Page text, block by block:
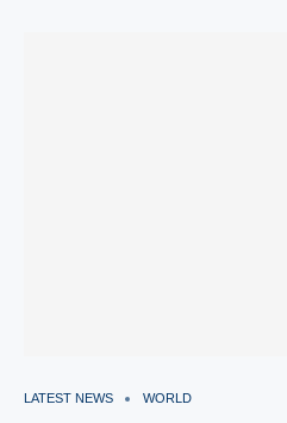
LATEST NEWS WORLD